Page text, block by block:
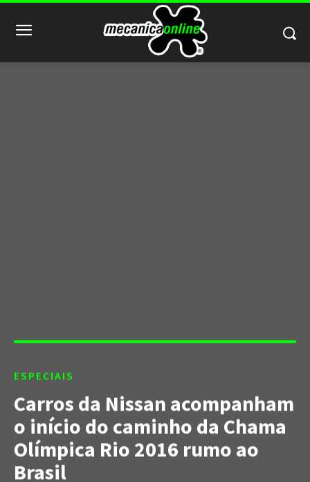
ESPECIAIS
Carros da Nissan acompanham
o início do caminho da Chama
Olímpica Rio 2016 rumo ao
Brasil